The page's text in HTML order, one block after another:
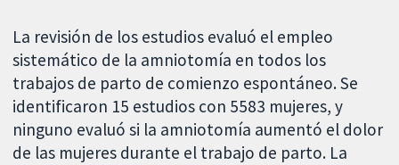
La revisión de los estudios evaluó el empleo
sistemático de la amniotomía en todos los
trabajos de parto de comienzo espontáneo. Se
identificaron 15 estudios con 5583 mujeres, y
ninguno evaluó si la amniotomía aumentó el dolor
de las mujeres durante el trabajo de parto. La